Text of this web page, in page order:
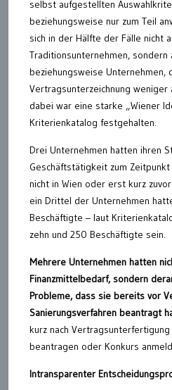
selbst aufgestellten
beziehungsweise nur zum Teil
sich in der Hälfte der Fälle nicht
Traditionsunternehmen, sondern
beziehungsweise Unternehmen,
Vertragsunterzeichnung weniger
dabei war eine starke „Wiener
Kriterienkatalog festgehalten.
Drei Unternehmen hatten ihren
Geschäftstätigkeit zum
nicht in Wien oder erst kurz
ein Drittel der Unternehmen
Beschäftigte – laut
zehn und 250 Beschäftigte sein.
Mehrere Unternehmen hatten
Finanzmittelbedarf, sondern
Probleme, dass sie bereits vor
Sanierungsverfahren beantragt
kurz nach
beantragen oder Konkurs
Intransparenter